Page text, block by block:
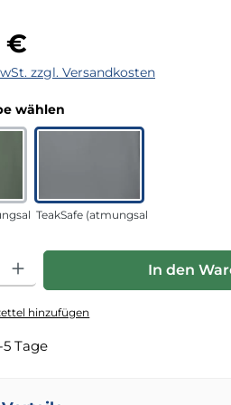
€
zzgl. Versandkosten
wählen
grün
TeakSafe (atmungsaktiv) anthrazit
Gib den gewünschten Wert ein
In den
hinzufügen
5 Tage